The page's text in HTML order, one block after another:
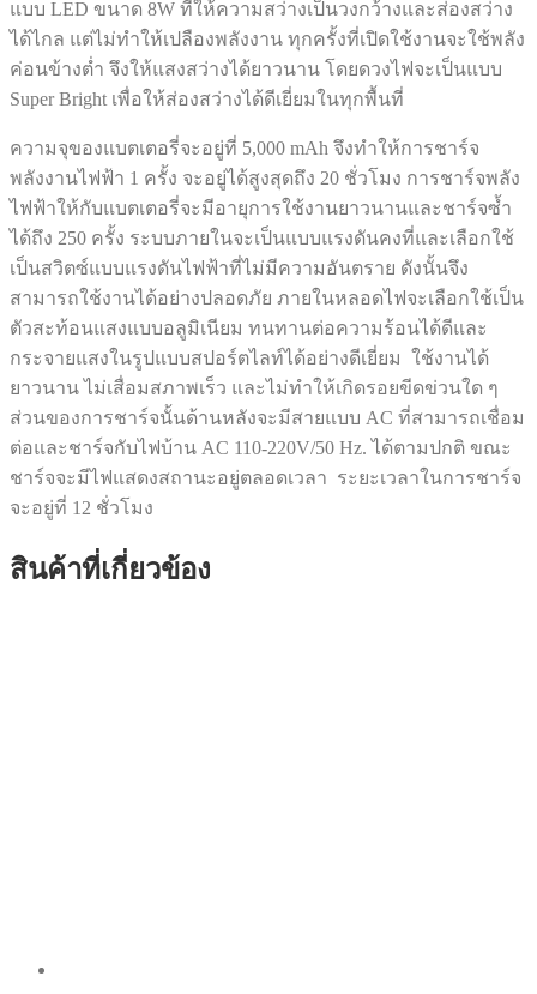
แบบ LED ขนาด 8W ที่ให้ความสว่างเป็นวงกว้างและส่องสว่าง
ได้ไกล แต่ไม่ทำให้เปลืองพลังงาน ทุกครั้งที่เปิดใช้งานจะใช้พลัง
ค่อนข้างต่ำ จึงให้แสงสว่างได้ยาวนาน โดยดวงไฟจะเป็นแบบ
Super Bright เพื่อให้ส่องสว่างได้ดีเยี่ยมในทุกพื้นที่
ความจุของแบตเตอรี่จะอยู่ที่ 5,000 mAh จึงทำให้การชาร์จ
พลังงานไฟฟ้า 1 ครั้ง จะอยู่ได้สูงสุดถึง 20 ชั่วโมง การชาร์จพลัง
ไฟฟ้าให้กับแบตเตอรี่จะมีอายุการใช้งานยาวนานและชาร์จซ้ำ
ได้ถึง 250 ครั้ง ระบบภายในจะเป็นแบบแรงดันคงที่และเลือกใช้
เป็นสวิตซ์แบบแรงดันไฟฟ้าที่ไม่มีความอันตราย ดังนั้นจึง
สามารถใช้งานได้อย่างปลอดภัย ภายในหลอดไฟจะเลือกใช้เป็น
ตัวสะท้อนแสงแบบอลูมิเนียม ทนทานต่อความร้อนได้ดีและ
กระจายแสงในรูปแบบสปอร์ตไลท์ได้อย่างดีเยี่ยม ใช้งานได้
ยาวนาน ไม่เสื่อมสภาพเร็ว และไม่ทำให้เกิดรอยขีดข่วนใด ๆ
ส่วนของการชาร์จนั้นด้านหลังจะมีสายแบบ AC ที่สามารถเชื่อม
ต่อและชาร์จกับไฟบ้าน AC 110-220V/50 Hz. ได้ตามปกติ ขณะ
ชาร์จจะมีไฟแสดงสถานะอยู่ตลอดเวลา ระยะเวลาในการชาร์จ
จะอยู่ที่ 12 ชั่วโมง
สินค้าที่เกี่ยวข้อง